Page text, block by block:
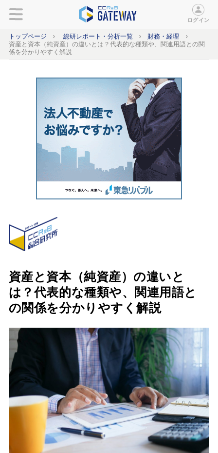
ログイン
トップページ 総研レポート・分析一覧
財務・経理
資産と資本（純資産）の違いとは？代表的な種類や、関連用語との関
係を分かりやすく解説
資産と資本（純資産）の違いと
は？代表的な種類や、関連用語と
の関係を分かりやすく解説